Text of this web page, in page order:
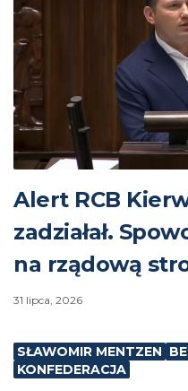
Alert RCB
zadziałał.
na rządową
31 lipca, 2026
SŁAWOMIR MENTZEN
KONFEDERACJA